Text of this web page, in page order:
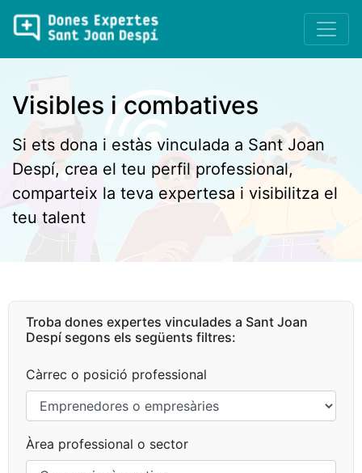
Visibles i combatives
Si ets dona i estàs vinculada a Sant Joan
Despí, crea el teu perfil professional,
comparteix la teva expertesa i visibilitza el
teu talent
Troba dones expertes vinculades a Sant Joan
Despí segons els següents filtres:
Càrrec o posició professional
Àrea professional o sector